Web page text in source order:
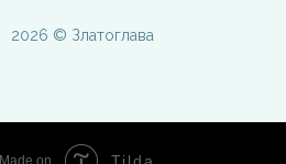
2026 © Златоглава
Made on